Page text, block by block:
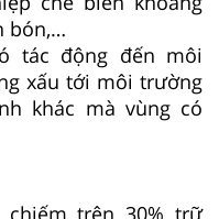
bón,…
tác động đến môi
xấu tới môi trường
khác mà vùng có
trên 30% trữ